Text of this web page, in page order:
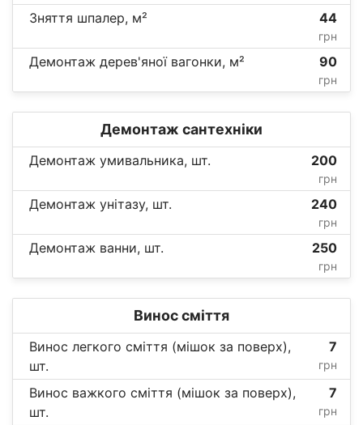
Зняття шпалер, м² 44
грн
Демонтаж дерев'яної вагонки, м² 90
грн
Демонтаж сантехніки
Демонтаж умивальника, шт. 200
грн
Демонтаж унітазу, шт. 240
грн
Демонтаж ванни, шт. 250
грн
Винос сміття
Винос легкого сміття (мішок за поверх),
шт.
7
грн
Винос важкого сміття (мішок за поверх),
шт.
7
грн